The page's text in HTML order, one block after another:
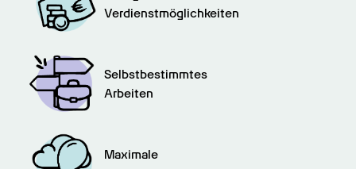
Verdienstmöglichkeiten
Selbstbestimmtes
Arbeiten
Maximale